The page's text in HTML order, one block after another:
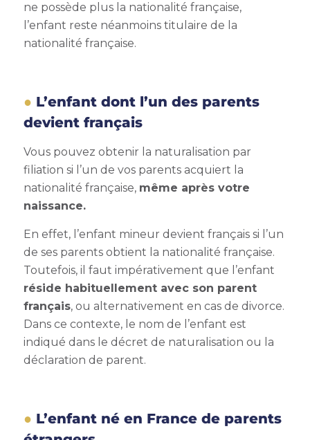
ne possède plus la nationalité française,
l’enfant reste néanmoins titulaire de la
nationalité française.
L’enfant dont l’un des parents
devient français
Vous pouvez obtenir la naturalisation par
filiation si l’un de vos parents acquiert la
nationalité française, même après votre
naissance.
En effet, l’enfant mineur devient français si l’un
de ses parents obtient la nationalité française.
Toutefois, il faut impérativement que l’enfant
réside habituellementavec son parent
français, ou alternativement en cas de divorce.
Dans ce contexte, le nom de l’enfant est
indiqué dans le décret de naturalisation ou la
déclaration de parent.
L’enfant né en France de parents